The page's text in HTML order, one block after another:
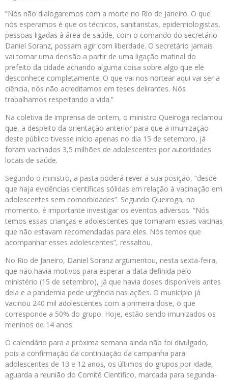
“Nós não dialogaremos com a morte no Rio de Janeiro. O que
nós esperamos é que os técnicos, sanitaristas, epidemiologistas,
pessoas ligadas à área de saúde, com o comando do secretário
Daniel Soranz, possam agir com liberdade. O secretário jamais
vai tomar uma decisão a partir de uma ligação matinal do
prefeito da cidade achando alguma coisa sobre algo que ele
desconhece completamente. O que vai nos nortear aqui vai ser a
ciência, nós não acreditamos em teses delirantes. Nós
trabalhamos respeitando a vida.”
Na coletiva de imprensa de ontem, o ministro Queiroga reclamou
que, a despeito da orientação anterior para que a imunização
deste público tivesse início apenas no dia 15 de setembro, já
foram vacinados 3,5 milhões de adolescentes por autoridades
locais de saúde.
Segundo o ministro, a pasta poderá rever a sua posição, “desde
que haja evidências científicas sólidas em relação à vacinação em
adolescentes sem comorbidades”. Segundo Queiroga, no
momento, é importante investigar os eventos adversos. “Nós
temos essas crianças e adolescentes que tomaram essas vacinas
que não estavam recomendadas para eles. Nós temos que
acompanhar esses adolescentes”, ressaltou.
No Rio de Janeiro, Daniel Soranz argumentou, nesta sexta-feira,
que não havia motivos para esperar a data definida pelo
ministério (15 de setembro), já que havia doses disponíveis antes
dela e a pandemia pede urgência nas ações. O município já
vacinou 240 mil adolescentes com a primeira dose, o que
corresponde a 50% do grupo. Hoje, estão sendo imunizados os
meninos de 14 anos.
O calendário para a próxima semana ainda não foi divulgado,
pois a confirmação da continuação da campanha para
adolescentes de 13 e 12 anos, os últimos do grupos por idade,
aguarda a reunião do Comitê Científico, marcada para segunda-